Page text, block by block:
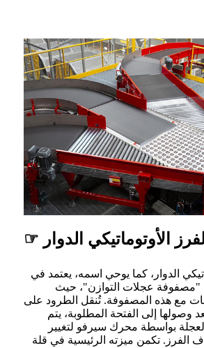
الأوتوماتيكي الدوار ☞
الدوار، كما يوحي اسمه، يعتمد في
"مصفوفة عجلات التوازن"، حيث
مع هذه المصفوفة. تُنقل الطرود على
وصولها إلى الفتحة المطلوبة، يتم
بواسطة محرك سيرفو لتغيير
الفرز. تكمن ميزته الرئيسية في قلة